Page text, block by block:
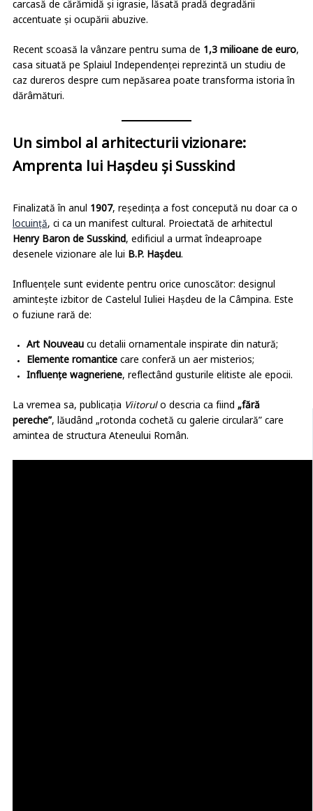
carcasă de cărămidă și igrasie, lăsată pradă degradării
accentuate și ocupării abuzive.
Recent scoasă la vânzare pentru suma de 1,3 milioane de euro,
casa situată pe Splaiul Independenței reprezintă un studiu de
caz dureros despre cum nepăsarea poate transforma istoria în
dărâmături.
Un simbol al arhitecturii vizionare:
Amprenta lui Hașdeu și Susskind
Finalizată în anul 1907, reședința a fost concepută nu doar ca o
locuință, ci ca un manifest cultural. Proiectată de arhitectul
Henry Baron de Susskind, edificiul a urmat îndeaproape
desenele vizionare ale lui B.P. Hașdeu.
Influențele sunt evidente pentru orice cunoscător: designul
amintește izbitor de Castelul Iuliei Hașdeu de la Câmpina. Este
o fuziune rară de:
Art Nouveau cu detalii ornamentale inspirate din natură;
Elemente romantice care conferă un aer misterios;
Influențe wagneriene, reflectând gusturile elitiste ale epocii.
La vremea sa, publicația Viitorulo descria ca fiind „fără
pereche”, lăudând „rotonda cochetă cu galerie circulară” care
amintea de structura Ateneului Român.